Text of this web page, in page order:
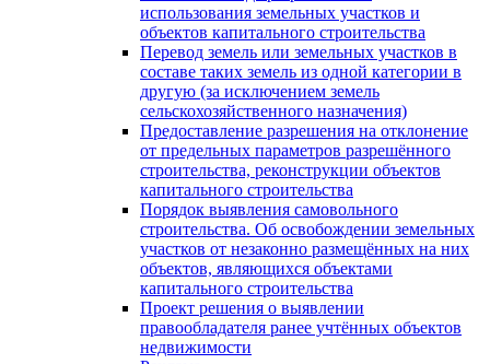
использования земельных участков и
объектов капитального строительства
Перевод земель или земельных участков в
составе таких земель из одной категории в
другую (за исключением земель
сельскохозяйственного назначения)
Предоставление разрешения на отклонение
от предельных параметров разрешённого
строительства, реконструкции объектов
капитального строительства
Порядок выявления самовольного
строительства. Об освобождении земельных
участков от незаконно размещённых на них
объектов, являющихся объектами
капитального строительства
Проект решения о выявлении
правообладателя ранее учтённых объектов
недвижимости